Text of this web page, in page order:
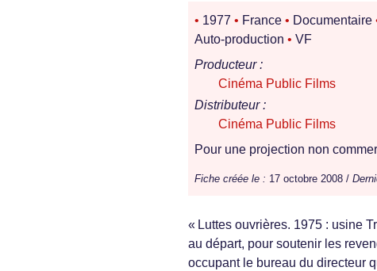
• 1977 • France • Documentaire
Auto-production • VF
Producteur :
Cinéma Public Films
Distributeur :
Cinéma Public Films
Pour une projection non
Fiche créée le : 17 octobre 2008 /
« Luttes ouvrières. 1975 : usine
au départ, pour soutenir les
occupant le bureau du directeur